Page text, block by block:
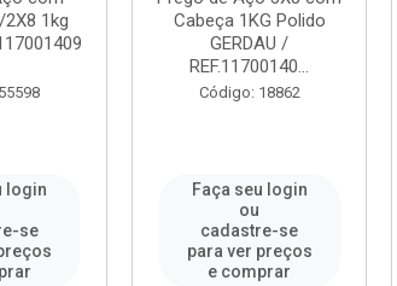
1kg
login
se
Cabeça 1KG Polido
GERDAU /
REF.11700140...
Código: 18862
Faça seu login
ou
cadastre-se
para ver preços
e comprar